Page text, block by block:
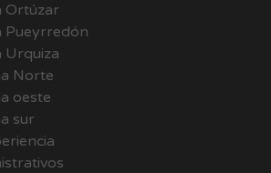
Ortúzar
Pueyrredón
Urquiza
Norte
oeste
sur